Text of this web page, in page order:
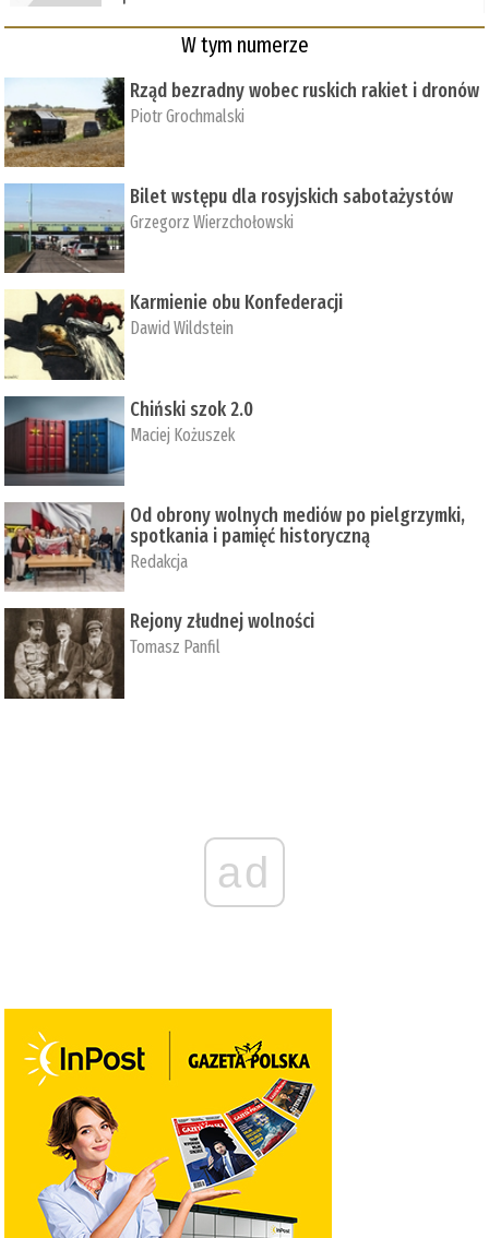
W tym numerze
Rząd bezradny wobec ruskich rakiet i dronów
Piotr Grochmalski
Bilet wstępu dla rosyjskich sabotażystów
Grzegorz Wierzchołowski
Karmienie obu Konfederacji
Dawid Wildstein
Chiński szok 2.0
Maciej Kożuszek
Od obrony wolnych mediów po pielgrzymki,
spotkania i pamięć historyczną
Redakcja
Rejony złudnej wolności
Tomasz Panfil
ad